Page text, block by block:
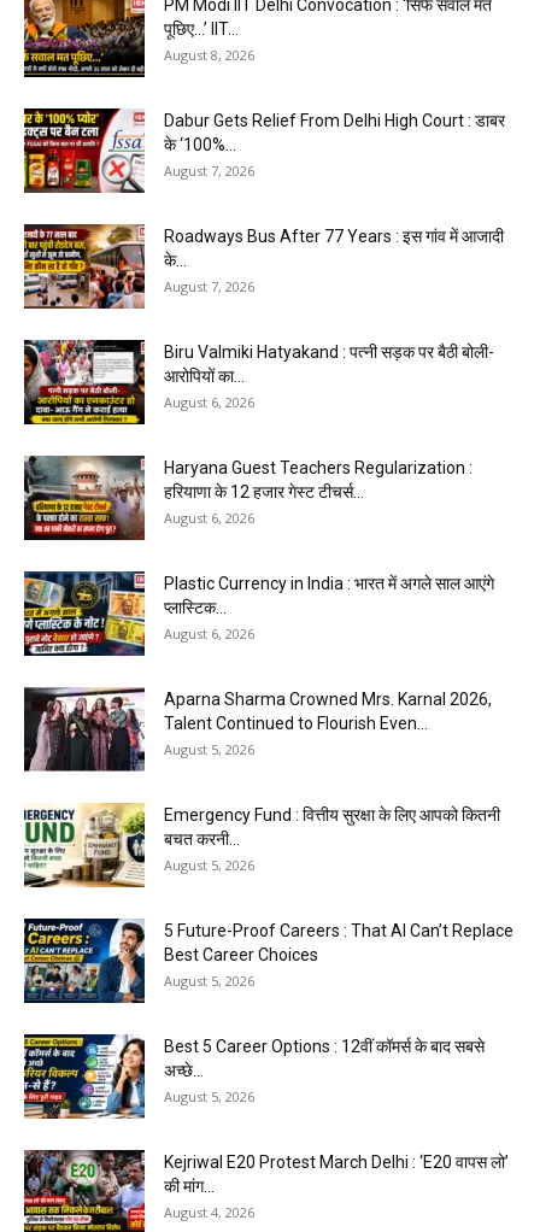
PM Modi IIT Delhi Convocation : ‘सिर्फ सवाल मत
पूछिए…’ IIT...
August 8, 2026
Dabur Gets Relief From Delhi High Court : डाबर
के ‘100%...
August 7, 2026
Roadways Bus After 77 Years : इस गांव में आजादी
के...
August 7, 2026
Biru Valmiki Hatyakand : पत्नी सड़क पर बैठी बोली-
आरोपियों का...
August 6, 2026
Haryana Guest Teachers Regularization :
हरियाणा के 12 हजार गेस्ट टीचर्स...
August 6, 2026
Plastic Currency in India : भारत में अगले साल आएंगे
प्लास्टिक...
August 6, 2026
Aparna Sharma Crowned Mrs. Karnal 2026,
Talent Continued to Flourish Even...
August 5, 2026
Emergency Fund : वित्तीय सुरक्षा के लिए आपको कितनी
बचत करनी...
August 5, 2026
5 Future-Proof Careers : That AI Can’t Replace
Best Career Choices
August 5, 2026
Best 5 Career Options : 12वीं कॉमर्स के बाद सबसे
अच्छे...
August 5, 2026
Kejriwal E20 Protest March Delhi : ‘E20 वापस लो’
की मांग...
August 4, 2026